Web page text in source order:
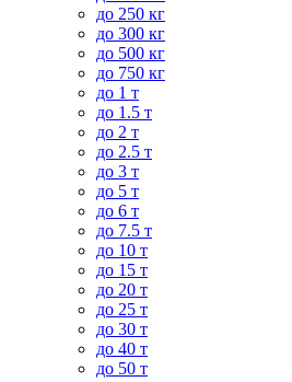
до 250 кг
до 300 кг
до 500 кг
до 750 кг
до 1 т
до 1.5 т
до 2 т
до 2.5 т
до 3 т
до 5 т
до 6 т
до 7.5 т
до 10 т
до 15 т
до 20 т
до 25 т
до 30 т
до 40 т
до 50 т